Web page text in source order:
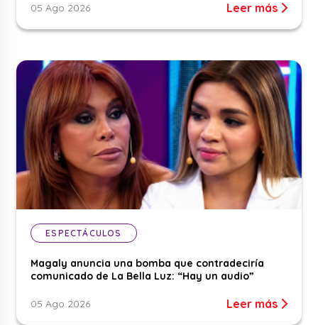
05 Ago 2026 Leer más
ESPECTÁCULOS
Magaly anuncia una bomba que contradeciría
comunicado de La Bella Luz: “Hay un audio”
05 Ago 2026 Leer más